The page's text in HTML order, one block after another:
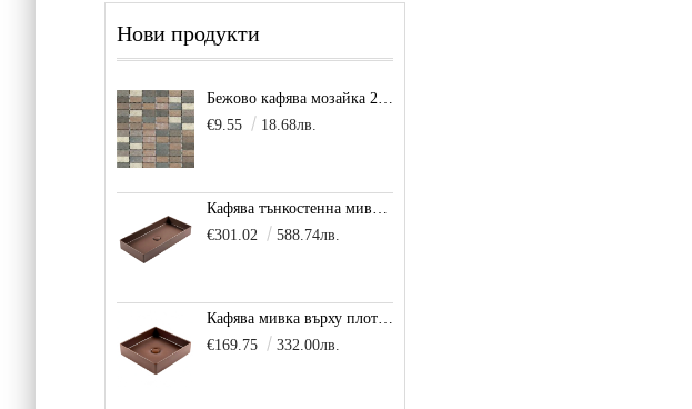
Нови продукти
Бежово кафява мозайка 2,5х5см Scala Beige
€9.55
18.68лв.
Кафява тънкостенна мивка за плот Balance, цвят - карамел
€301.02
588.74лв.
Кафява мивка върху плот за баня и тоалетна Decente, цвят - карамел
€169.75
332.00лв.